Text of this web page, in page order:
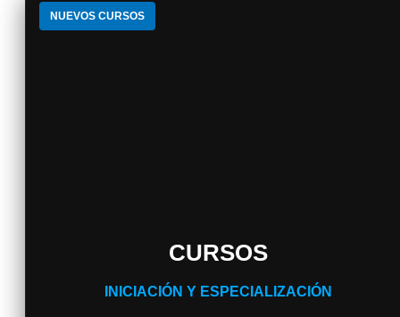
NUEVOS CURSOS
CURSOS
INICIACIÓN Y ESPECIALIZACIÓN